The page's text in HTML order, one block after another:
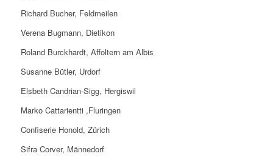
Richard Bucher, Feldmeilen
Verena Bugmann, Dietikon
Roland Burckhardt, Affoltern am Albis
Susanne Bütler, Urdorf
Elsbeth Candrian-Sigg, Hergiswil
Marko Cattarientti ,Fluringen
Confiserie Honold, Zürich
Sifra Corver, Männedorf